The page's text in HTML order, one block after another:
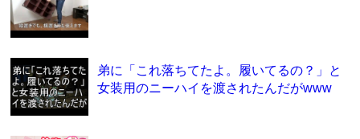
弟に「これ落ちてたよ。履いてるの？」と
女装用のニーハイを渡されたんだがwww